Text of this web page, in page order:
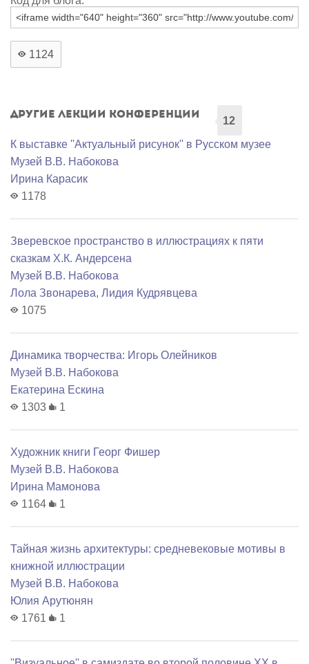
1124
Другие лекции конференции
12
К выставке ''Актуальный рисунок'' в Русском музее
Музей В.В. Набокова
Ирина Карасик
1178
Зверевское пространство в иллюстрациях к пяти
сказкам Х.К. Андерсена
Музей В.В. Набокова
Лола Звонарева, Лидия Кудрявцева
1075
Динамика творчества: Игорь Олейников
Музей В.В. Набокова
Екатерина Ескина
1303
1
Художник книги Георг Фишер
Музей В.В. Набокова
Ирина Мамонова
1164
1
Тайная жизнь архитектуры: средневековые мотивы в
книжной иллюстрации
Музей В.В. Набокова
Юлия Арутюнян
1761
1